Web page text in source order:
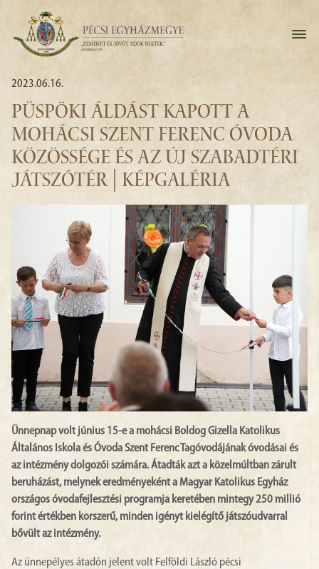
2023.06.16.
PÜSPÖKI ÁLDÁST KAPOTT A
MOHÁCSI SZENT FERENC ÓVODA
KÖZÖSSÉGE ÉS AZ ÚJ SZABADTÉRI
JÁTSZÓTÉR | KÉPGALÉRIA
Ünnepnap volt június 15-e a mohácsi Boldog Gizella Katolikus
Általános Iskola és Óvoda Szent Ferenc Tagóvodájának óvodásai és
az intézmény dolgozói számára. Átadták azt a közelmúltban zárult
beruházást, melynek eredményeként a Magyar Katolikus Egyház
országos óvodafejlesztési programja keretében mintegy 250 millió
forint értékben korszerű, minden igényt kielégítő játszóudvarral
bővült az intézmény.
Az ünnepélyes átadón jelent volt Felföldi László pécsi